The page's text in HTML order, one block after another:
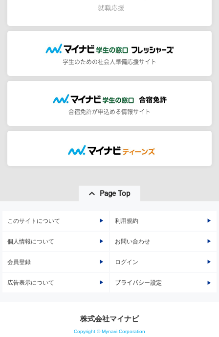
学生のための社会人準備応援サイト
合宿免許が申込める情報サイト
Page Top
このサイトについて 利用規約
個人情報について お問い合わせ
会員登録 ログイン
広告表示について プライバシー設定
株式会社マイナビ
Copyright © Mynavi Corporation